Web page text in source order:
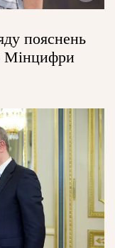
пояснень
Мінцифри